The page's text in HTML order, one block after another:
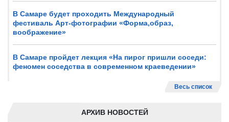
В Самаре будет проходить Международный
фестиваль Арт-фотографии «Форма,образ,
воображение»
В Самаре пройдет лекция «На пирог пришли соседи:
феномен соседства в современном краеведении»
Весь список
АРХИВ НОВОСТЕЙ